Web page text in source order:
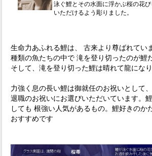
泳ぐ鯉とその水面に浮かぶ桜の花
いただけるよう彫りました。
生命力あふれる鯉は、 古来より尊ばれてい
種類の魚たちの中で 滝を登り切ったのが鯉
そして、滝を登り切った鯉は晴れて龍になり
力強く息の長い鯉は御就任のお祝いとして
退職のお祝いにお選びいただいています。
しても 根強い人気があるもの。鯉好きのか
おすすめです